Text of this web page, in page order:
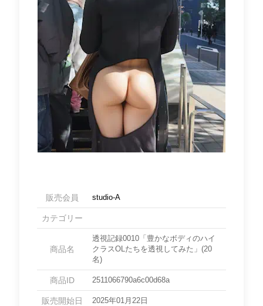
販売会員 studio-A
カテゴリー
商品名
透視記録0010「豊かなボディのハイ
クラスOLたちを透視してみた」(20
名)
商品ID 2511066790a6c00d68a
販売開始日 2025年01月22日